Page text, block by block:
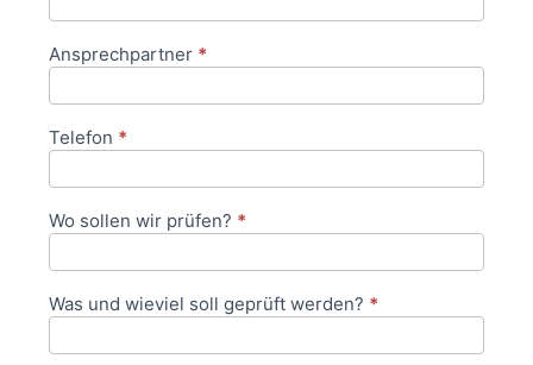
Ansprechpartner *
Telefon *
Wo sollen wir prüfen? *
Was und wieviel soll geprüft werden? *